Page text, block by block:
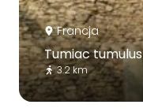
Francja
Tumiac tumulus
3.2 km